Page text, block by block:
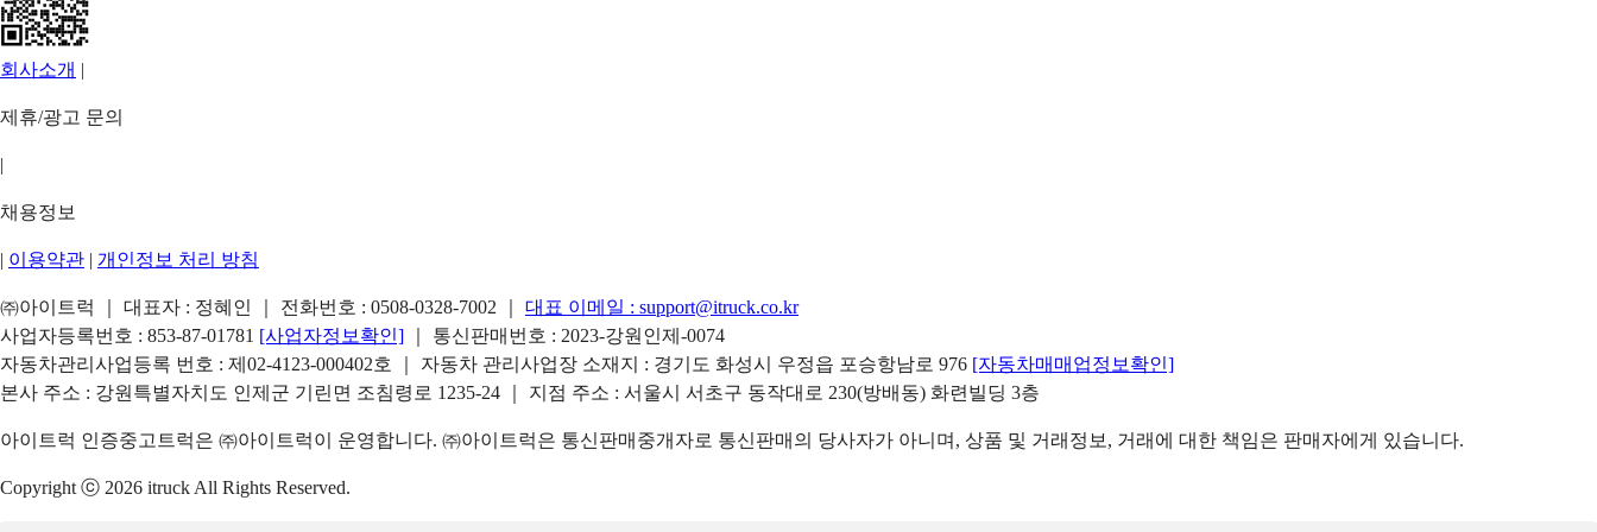
회사소개 |
제휴/광고 문의
|
채용정보
| 이용약관 | 개인정보 처리 방침
㈜아이트럭 ｜ 대표자 : 정혜인 ｜ 전화번호 : 0508-0328-7002 대표 이메일 : support@itruck.co.kr
사업자등록번호 : 853-87-01781 [사업자정보확인]
｜ 통신판매번호 : 2023-강원인제-0074
자동차관리사업등록 번호 : 제02-4123-000402호 ｜ 자동차 관리사업장 소재지 : 경기도 화성시 우정읍 포승항남로 976 [자동차매매업정보확인]
본사 주소 : 강원특별자치도 인제군 기린면 조침령로 1235-24 ｜ 지점 주소 : 서울시 서초구 동작대로 230(방배동) 화련빌딩 3층
아이트럭 인증중고트럭은 ㈜아이트럭이 운영합니다. ㈜아이트럭은 통신판매중개자로 통신판매의 당사자가 아니며, 상품 및 거래정보, 거래에 대한 책임은 판매자에게 있습니다.
Copyright ⓒ 2026 itruck All Rights Reserved.